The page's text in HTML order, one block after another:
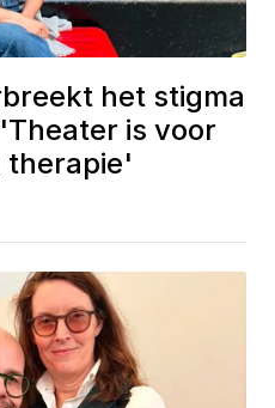
het stigma
is voor
therapie'